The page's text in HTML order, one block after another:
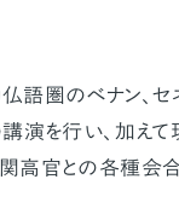
圏のベナン、セ
を行い、加えて
高官との各種会合